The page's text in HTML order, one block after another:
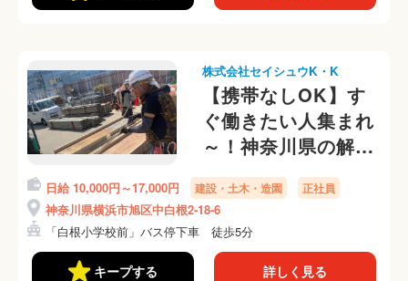
株式会社セイシュウK・K
【携帯なしOK】す
ぐ働きたい人集まれ
～！神奈川県の解体
のお仕事☆
日給 10,000円～17,000円 建設・土木・造園 正社員
神奈川県横浜市旭区中白根2-18-6
「白根小学校前」バス停下車 徒歩5分
キープする 詳しく見る